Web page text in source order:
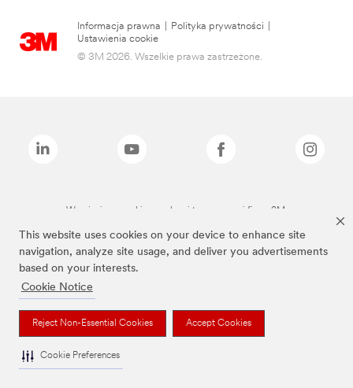
This website uses cookies on your device to enhance site
navigation, analyze site usage, and deliver you advertisements
based on your interests.
Cookie Notice
Reject Non-Essential Cookies Accept Cookies
Cookie Preferences
Informacja prawna Polityka prywatności
Ustawienia cookie
© 3M 2026. Wszelkie prawa zastrzeżone.
Wymienione marki są znakami towarowymi firmy 3M.